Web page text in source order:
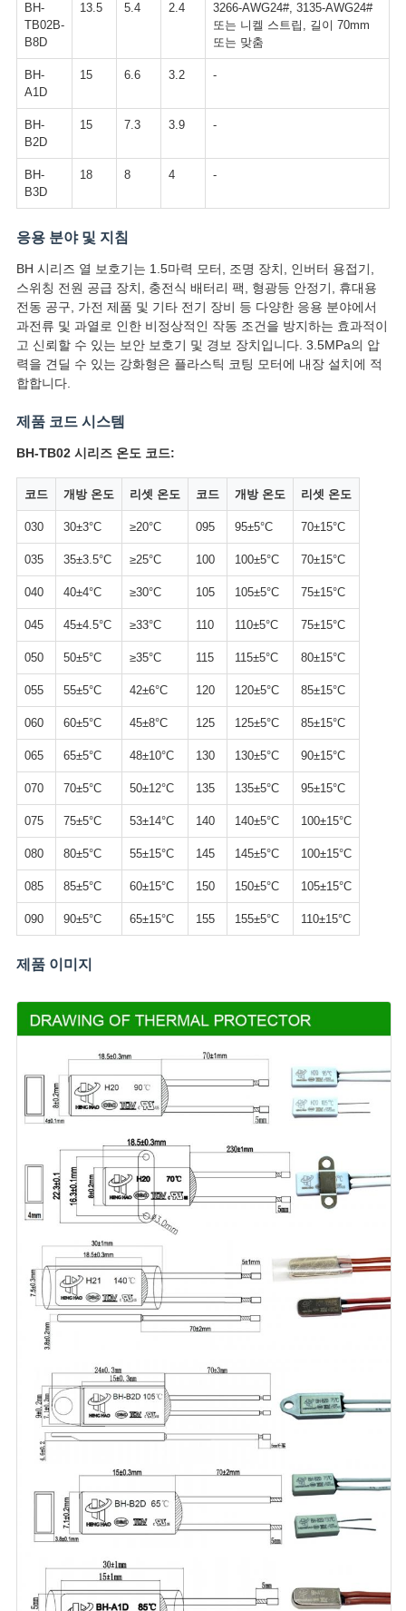
BH-
TB02B-
B8D
13.5 5.4 2.4
3266-AWG24#, 3135-AWG24#
또는 니켈 스트립, 길이 70mm
또는 맞춤
BH-
A1D
15 6.6 3.2 -
BH-
B2D
15 7.3 3.9 -
BH-
B3D
18 8 4 -
응용 분야 및 지침
BH 시리즈 열 보호기는 1.5마력 모터, 조명 장치, 인버터 용접기,
스위칭 전원 공급 장치, 충전식 배터리 팩, 형광등 안정기, 휴대용
전동 공구, 가전 제품 및 기타 전기 장비 등 다양한 응용 분야에서
과전류 및 과열로 인한 비정상적인 작동 조건을 방지하는 효과적이
고 신뢰할 수 있는 보안 보호기 및 경보 장치입니다. 3.5MPa의 압
력을 견딜 수 있는 강화형은 플라스틱 코팅 모터에 내장 설치에 적
합합니다.
제품 코드 시스템
BH-TB02 시리즈 온도 코드:
코드 개방 온도 리셋 온도 코드 개방 온도 리셋 온도
030 30±3°C ≥20°C 095 95±5°C 70±15°C
035 35±3.5°C ≥25°C 100 100±5°C 70±15°C
040 40±4°C ≥30°C 105 105±5°C 75±15°C
045 45±4.5°C ≥33°C 110 110±5°C 75±15°C
050 50±5°C ≥35°C 115 115±5°C 80±15°C
055 55±5°C 42±6°C 120 120±5°C 85±15°C
060 60±5°C 45±8°C 125 125±5°C 85±15°C
065 65±5°C 48±10°C 130 130±5°C 90±15°C
070 70±5°C 50±12°C 135 135±5°C 95±15°C
075 75±5°C 53±14°C 140 140±5°C 100±15°C
080 80±5°C 55±15°C 145 145±5°C 100±15°C
085 85±5°C 60±15°C 150 150±5°C 105±15°C
090 90±5°C 65±15°C 155 155±5°C 110±15°C
제품 이미지